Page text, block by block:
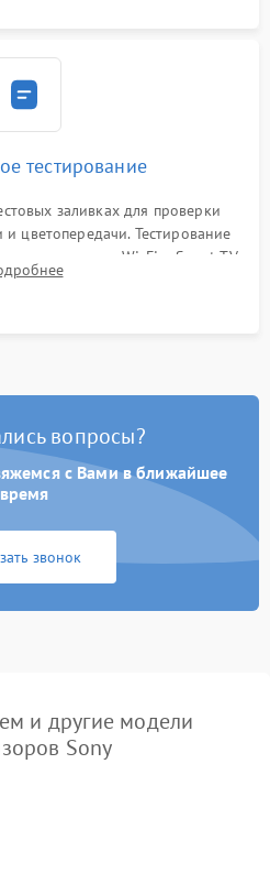
тестирование
заливках для проверки
цветопередачи. Тестирование
модуля Wi-Fi и Smart TV
нескольких часов.
вопросы?
с Вами в ближайшее
время
звонок
и другие модели
Sony